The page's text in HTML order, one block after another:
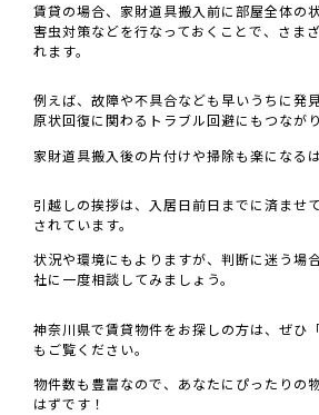
賃貸の場合、家財道具搬入前に部屋全体の
害虫対策などを行なっておくことで、さま
れます。
例えば、故障や不具合なども早いうちに発
原状回復に関わるトラブル回避にもつながり
家財道具搬入後の片付けや掃除も楽になるは
引越しの挨拶は、入居日前日までに済ませ
されています。
状況や環境にもよりますが、判断に迷う場
社に一度相談してみましょう。
神奈川県で賃貸物件をお探しの方は、ぜひ
もご覧ください。
物件数も豊富なので、あなたにぴったりの
はずです！